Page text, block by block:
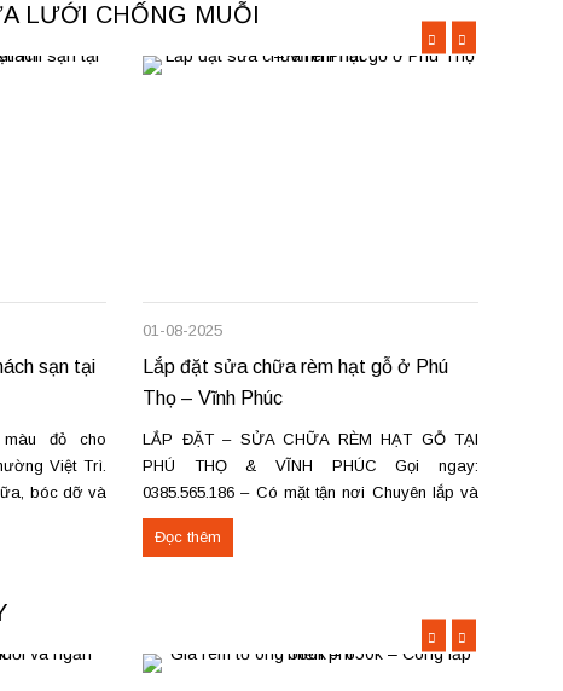
LƯỚI CHỐNG MUỖI
sạn tại
màu đỏ cho
Việt Trì.
bóc dỡ và
vực Việt Trì,
cấp Thảm
01-08-2025
Lắp đặt sửa chữa rèm hạt gỗ ở Phú
Thọ – Vĩnh Phúc
LẮP ĐẶT – SỬA CHỮA RÈM HẠT GỖ TẠI
PHÚ THỌ & VĨNH PHÚC Gọi ngay:
0385.565.186 – Có mặt tận nơi Chuyên lắp và
sửa các loại rèm hạt gỗ: Rèm hạt gỗ tròn trơn,
đốt trúc, pơ mu, hương Rèm hạt gỗ chữ Phúc –
Đọc thêm